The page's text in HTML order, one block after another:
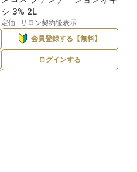
シ 3% 2L
定価 : サロン契約後表示
会員登録する【無料】
ログインする